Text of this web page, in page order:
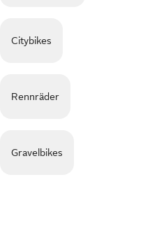
Citybikes
Rennräder
Gravelbikes